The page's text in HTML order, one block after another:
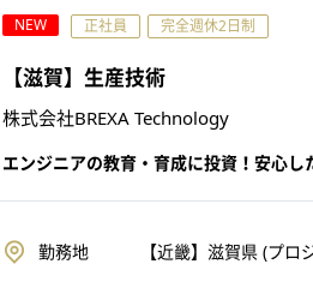
NEW 正社員 完全週休2日制
【滋賀】生産技術
株式会社BREXA Technology
エンジニアの教育・育成に投資！安心し
勤務地 【近畿】滋賀県 (プ